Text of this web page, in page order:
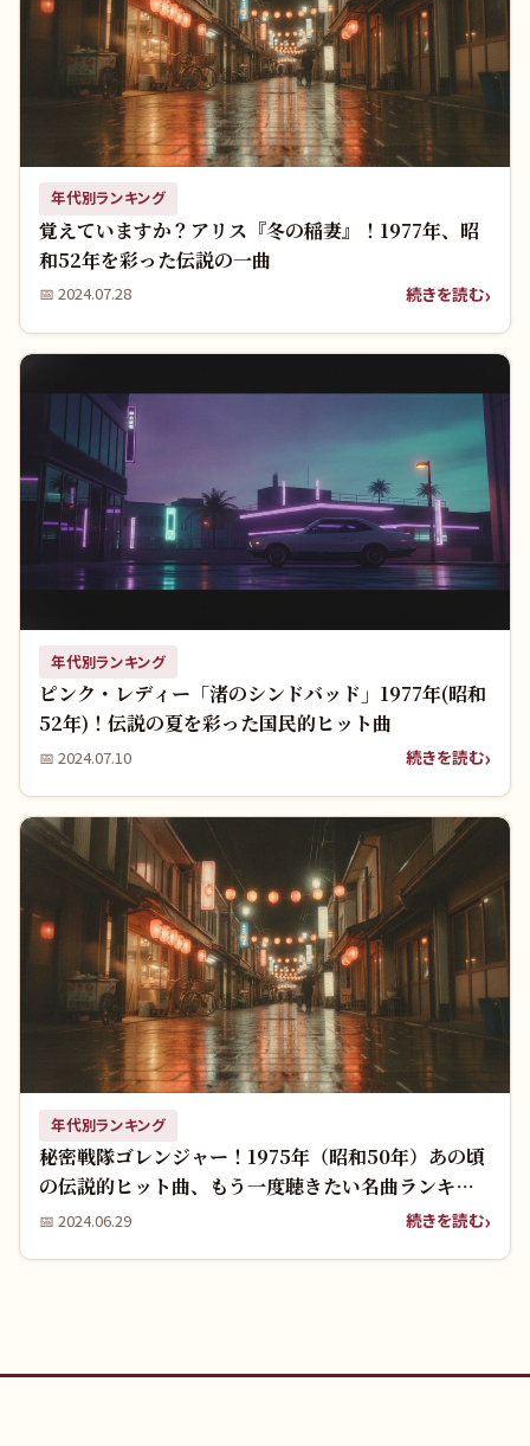
年代別ランキング
覚えていますか？アリス『冬の稲妻』！1977年、昭
和52年を彩った伝説の一曲
📅 2024.07.28 続きを読む
年代別ランキング
ピンク・レディー「渚のシンドバッド」1977年(昭和
52年)！伝説の夏を彩った国民的ヒット曲
📅 2024.07.10 続きを読む
年代別ランキング
秘密戦隊ゴレンジャー！1975年（昭和50年）あの頃
の伝説的ヒット曲、もう一度聴きたい名曲ランキン
グ入り！
📅 2024.06.29 続きを読む